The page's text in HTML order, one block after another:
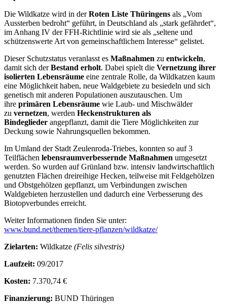
Die Wildkatze wird in derRoten Liste Thüringens als „Vom
Aussterben bedroht“ geführt, in Deutschland als „stark gefährdet“,
im Anhang IV der FFH-Richtlinie wird sie als „seltene und
schützenswerte Art von gemeinschaftlichem Interesse“ gelistet.
Dieser Schutzstatus veranlasst es Maßnahmen zu entwickeln,
damit sich derBestand erholt. Dabei spielt die Vernetzung ihrer
isolierten Lebensräume eine zentrale Rolle, da Wildkatzen kaum
eine Möglichkeit haben, neue Waldgebiete zu besiedeln und sich
genetisch mit anderen Populationen auszutauschen. Um
ihre primären Lebensräume wie Laub- und Mischwälder
zu vernetzen, werden Heckenstrukturen als
Bindeglieder angepflanzt, damit die Tiere Möglichkeiten zur
Deckung sowie Nahrungsquellen bekommen.
Im Umland der Stadt Zeulenroda-Triebes, konnten so auf 3
Teilflächen lebensraumverbessernde Maßnahmen umgesetzt
werden. So wurden auf Grünland bzw. intensiv landwirtschaftlich
genutzten Flächen dreireihige Hecken, teilweise mit Feldgehölzen
und Obstgehölzen gepflanzt, um Verbindungen zwischen
Waldgebieten herzustellen und dadurch eine Verbesserung des
Biotopverbundes erreicht.
Weiter Informationen finden Sie unter:
www.bund.net/themen/tiere-pflanzen/wildkatze/
Zielarten: Wildkatze (Felis silvestris)
Laufzeit: 09/2017
Kosten: 7.370,74 €
Finanzierung: BUND Thüringen